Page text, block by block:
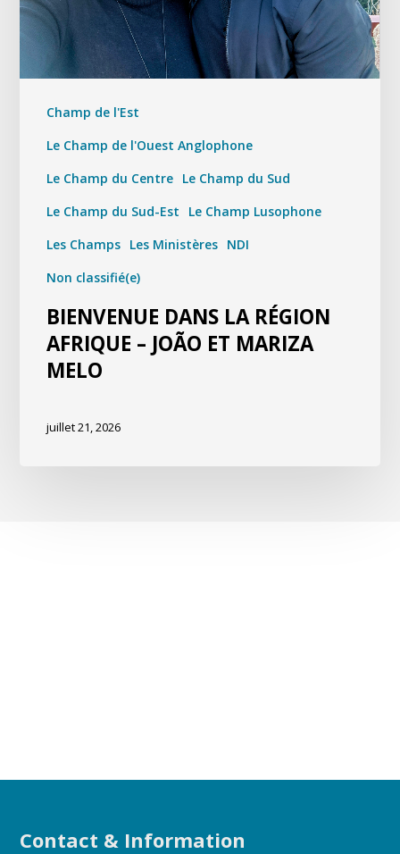
Champ de l'Est
Le Champ de l'Ouest Anglophone
Le Champ du Centre Le Champ du Sud
Le Champ du Sud-Est
Le Champ Lusophone
Les Champs Les Ministères NDI
Non classifié(e)
BIENVENUE DANS LA RÉGION
AFRIQUE – JOÃO ET MARIZA
MELO
juillet 21, 2026
Contact & Information